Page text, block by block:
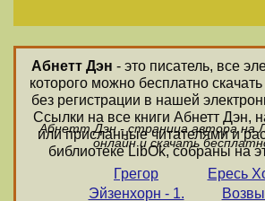
Абнетт Дэн - это писатель, все
которого можно бесплатно
без регистрации в нашей
Ссылки на все книги Абнетт Дэн,
или присланные читателями и
библиотеке LibOk, собраны на
Абнетт Дэн - страница автора на
онлайн и скачать
Грегор
Эйзенхорн - 1.
Ересь